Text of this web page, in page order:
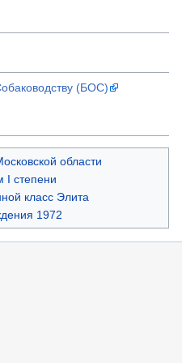
(БОС)
области
I степени
класс Элита
1972